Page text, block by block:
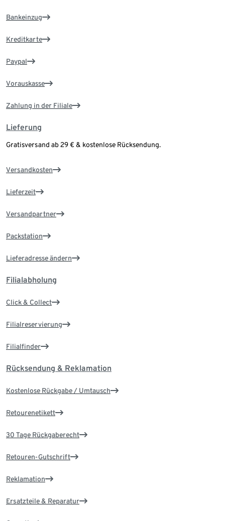
Bankeinzug
Kreditkarte
Paypal
Vorauskasse
Zahlung in der Filiale
Lieferung
Gratisversand ab 29 € & kostenlose Rücksendung.
Versandkosten
Lieferzeit
Versandpartner
Packstation
Lieferadresse ändern
Filialabholung
Click & Collect
Filialreservierung
Filialfinder
Rücksendung & Reklamation
Kostenlose Rückgabe / Umtausch
Retourenetikett
30 Tage Rückgaberecht
Retouren-Gutschrift
Reklamation
Ersatzteile & Reparatur